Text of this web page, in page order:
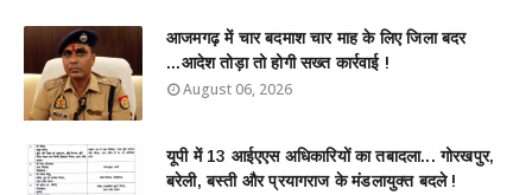
आजमगढ़ में चार बदमाश चार माह के लिए जिला बदर
...आदेश तोड़ा तो होगी सख्त कार्रवाई !
August 06, 2026
यूपी में 13 आईएएस अधिकारियों का तबादला... गोरखपुर,
बरेली, बस्ती और प्रयागराज के मंडलायुक्त बदले !